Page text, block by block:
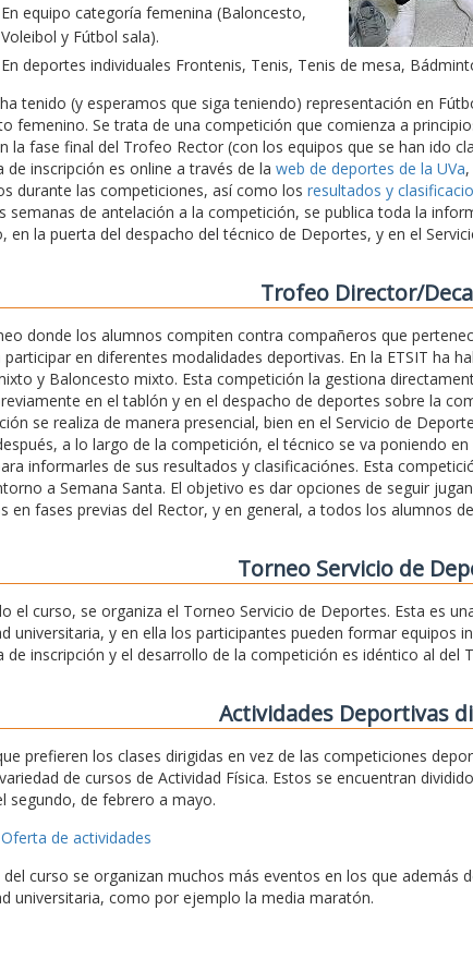
En equipo categoría femenina (Baloncesto,
Voleibol y Fútbol sala).
En deportes individuales Frontenis, Tenis, Tenis de mesa,
tenido (y esperamos que siga teniendo) representación en
femenino. Se trata de una competición que comienza a
la fase final del Trofeo Rector (con los equipos que se han ido
de inscripción es online a través de la web de deportes de la UVa
durante las competiciones, así como los resultados y
semanas de antelación a la competición, se publica toda la
en la puerta del despacho del técnico de Deportes, y en el
Trofeo Director/
donde los alumnos compiten contra compañeros que
participar en diferentes modalidades deportivas. En la ETSIT ha
y Baloncesto mixto. Esta competición la gestiona
en el tablón y en el despacho de deportes sobre la
se realiza de manera presencial, bien en el Servicio de
a lo largo de la competición, el técnico se va poniendo
informarles de sus resultados y clasificaciónes. Esta
a Semana Santa. El objetivo es dar opciones de seguir
en fases previas del Rector, y en general, a todos los alumnos
Torneo Servicio de
el curso, se organiza el Torneo Servicio de Deportes. Esta es
universitaria, y en ella los participantes pueden formar equipos
de inscripción y el desarrollo de la competición es idéntico al del
Actividades Deportivas
prefieren los clases dirigidas en vez de las competiciones
de cursos de Actividad Física. Estos se encuentran
segundo, de febrero a mayo.
Oferta de actividades
curso se organizan muchos más eventos en los que además
universitaria, como por ejemplo la media maratón.